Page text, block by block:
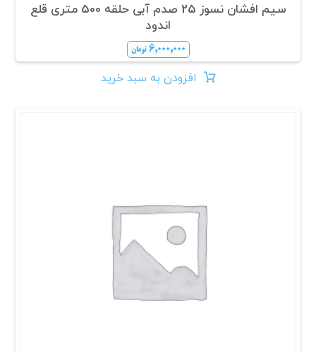
سیم افشان نسوز 25 صدم آبی حلقه 500 متری قلع
اندود
۶,۰۰۰,۰۰۰ تومان
افزودن به سبد خرید